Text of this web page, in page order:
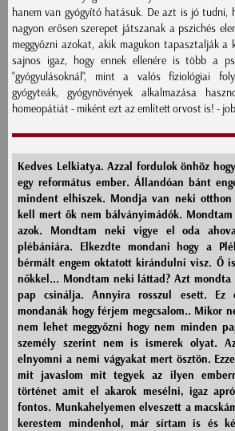
hanem van gyógyító hatásuk. De azt is jó tudni,
nagyon erősen szerepet játszanak a pszichés
meggyőzni azokat, akik magukon tapasztalják a
sajnos igaz, hogy ennek ellenére is több a
"gyógyulásoknál", mint a valós fiziológiai
gyógyteák, gyógynövények alkalmazása
homeopátiát - miként ezt az említett orvost is! -
Kedves Lelkiatya. Azzal fordulok önhöz
egy református ember. Állandóan bánt
mindent elhiszek. Mondja van neki otthon
kell mert ők nem bálványimádók.
azok. Mondtam neki vigye el oda
plébániára. Elkezdte mondani hogy a
bérmált engem oktatott kirándulni visz. Ő
nőkkel... Mondtam neki láttad? Azt mondta
pap csinálja. Annyira rosszul esett. Ez
mondanák hogy férjem megcsalom.. Mikor
nem lehet meggyőzni hogy nem minden
személy szerint nem is ismerek olyat.
elnyomni a nemi vágyakat mert ösztön.
mit javaslom mit tegyek az ilyen
történet amit el akarok mesélni, igaz
fontos. Munkahelyemen elveszett a
kerestem mindenhol, már sírtam is és